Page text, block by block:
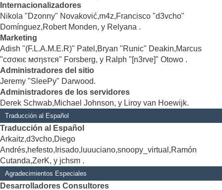
Internacionalizadores
Nikola "Dzonny" Novaković,m4z,Francisco "d3vcho"
Domínguez,Robert Monden, y Relyana .
Marketing
Adish "(F.L.A.M.E.R)" Patel,Bryan "Runic" Deakin,Marcus
"cσσкιє мσηѕтєя" Forsberg, y Ralph "[n3rve]" Otowo .
Administradores del sitio
Jeremy "SleePy" Darwood.
Administradores de los servidores
Derek Schwab,Michael Johnson, y Liroy van Hoewijk.
Traducción al Español
Traducción al Español
Arkaitz,d3vcho,Diego
Andrés,hefesto,Irisado,luuuciano,snoopy_virtual,Ramón
Cutanda,ZerK, y jchsm .
Agradecimientos Especiales
Desarrolladores Consultores